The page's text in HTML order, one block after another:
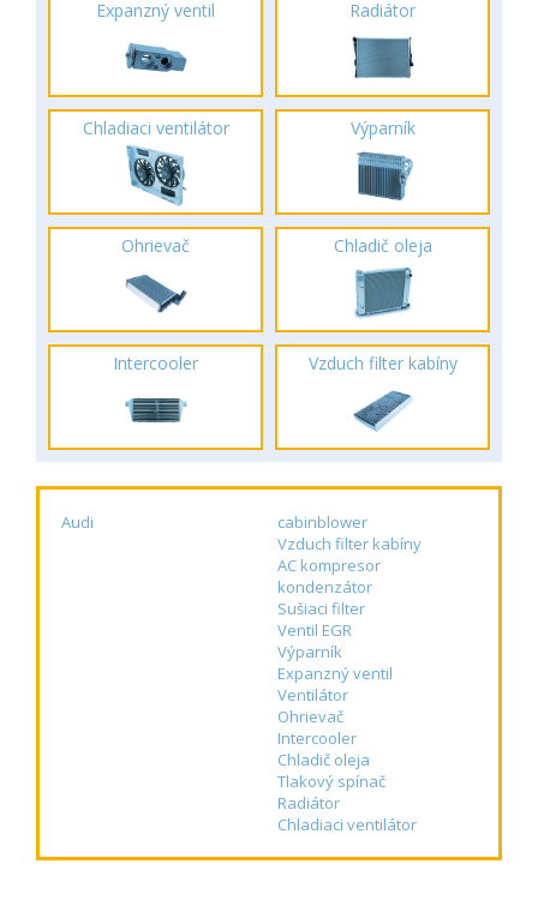
Expanzný ventil Radiátor
Chladiaci ventilátor Výparník
Ohrievač Chladič oleja
Intercooler Vzduch filter kabíny
Audi
cabinblower
Vzduch filter kabíny
AC kompresor
kondenzátor
Sušiaci filter
Ventil EGR
Výparník
Expanzný ventil
Ventilátor
Ohrievač
Intercooler
Chladič oleja
Tlakový spínač
Radiátor
Chladiaci ventilátor